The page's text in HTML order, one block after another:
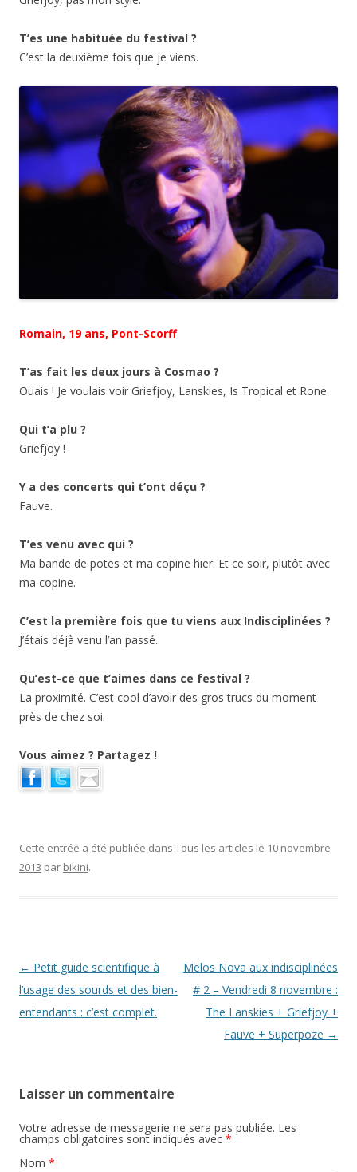
T’es une habituée du festival ?
C’est la deuxième fois que je viens.
Romain, 19 ans, Pont-Scorff
T’as fait les deux jours à Cosmao ?
Ouais ! Je voulais voir Griefjoy, Lanskies, Is Tropical et Rone
Qui t’a plu ?
Griefjoy !
Y a des concerts qui t’ont déçu ?
Fauve.
T’es venu avec qui ?
Ma bande de potes et ma copine hier. Et ce soir, plutôt avec
ma copine.
C’est la première fois que tu viens aux Indisciplinées ?
J’étais déjà venu l’an passé.
Qu’est-ce que t’aimes dans ce festival ?
La proximité. C’est cool d’avoir des gros trucs du moment
près de chez soi.
Vous aimez ? Partagez !
Cette entrée a été publiée dans Tous les articles le 10 novembre
2013 par bikini.
Navigation des articles
← Petit guide scientifique à
l’usage des sourds et des bien-
entendants : c’est complet.
Melos Nova aux indisciplinées
# 2 – Vendredi 8 novembre :
The Lanskies + Griefjoy +
Fauve + Superpoze →
Laisser un commentaire
Votre adresse de messagerie ne sera pas publiée. Les
champs obligatoires sont indiqués avec *
Nom *